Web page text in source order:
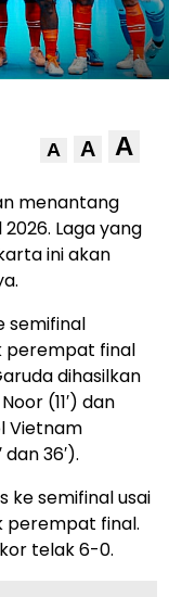
A A A
menantang
Laga yang
ini akan
semifinal
perempat final
dihasilkan
(11′) dan
Vietnam
36′).
ke semifinal usai
perempat final.
telak 6-0.